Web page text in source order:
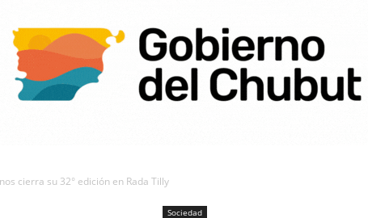
cierra su 32° edición en Rada Tilly
Sociedad